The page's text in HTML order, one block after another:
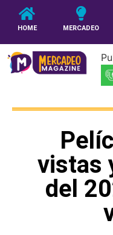
HOME MERCADEO
vistas
del